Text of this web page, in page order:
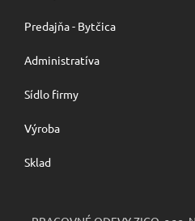
Predajňa - Bytčica
Administratíva
Sídlo firmy
Výroba
Sklad